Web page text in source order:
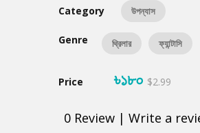
Category উপন্যাস
Genre থ্রিলার ফ্যান্টাসি
Price ৳১৮০ $2.99
0 Review | Write a